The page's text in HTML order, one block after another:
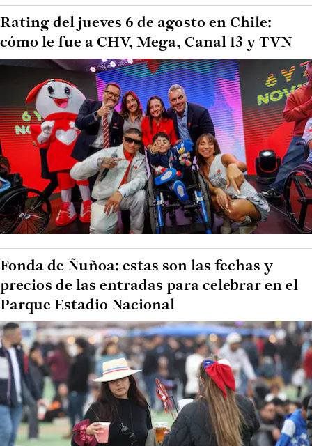
Rating del jueves 6 de agosto en Chile:
cómo le fue a CHV, Mega, Canal 13 y TVN
Fonda de Ñuñoa: estas son las fechas y
precios de las entradas para celebrar en el
Parque Estadio Nacional